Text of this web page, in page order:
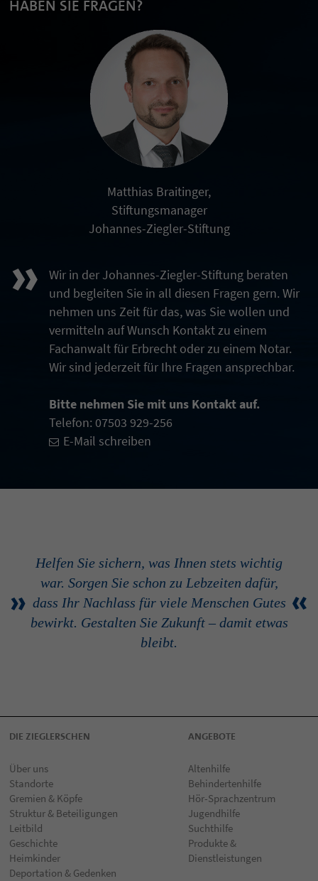
HABEN SIE FRAGEN?
Matthias Braitinger,
Stiftungsmanager
Johannes-Ziegler-Stiftung
»
Wir in der Johannes-Ziegler-Stiftung beraten
und begleiten Sie in all diesen Fragen gern. Wir
nehmen uns Zeit für das, was Sie wollen und
vermitteln auf Wunsch Kontakt zu einem
Fachanwalt für Erbrecht oder zu einem Notar.
Wir sind jederzeit für Ihre Fragen ansprechbar.
Bitte nehmen Sie mit uns Kontakt auf.
Telefon: 07503 929-256
E-Mail schreiben
»
Helfen Sie sichern, was Ihnen stets wichtig
war. Sorgen Sie schon zu Lebzeiten dafür,
dass Ihr Nachlass für viele Menschen Gutes
bewirkt. Gestalten Sie Zukunft – damit etwas
bleibt.
«
DIE ZIEGLERSCHEN
Über uns
Standorte
Gremien & Köpfe
Struktur & Beteiligungen
Leitbild
Geschichte
Heimkinder
Deportation & Gedenken
ANGEBOTE
Altenhilfe
Behindertenhilfe
Hör-Sprachzentrum
Jugendhilfe
Suchthilfe
Produkte &
Dienstleistungen